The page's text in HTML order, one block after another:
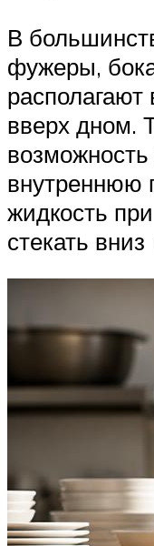
В
фужеры,
располагают
вверх дном.
внутреннюю
жидкость
стекать